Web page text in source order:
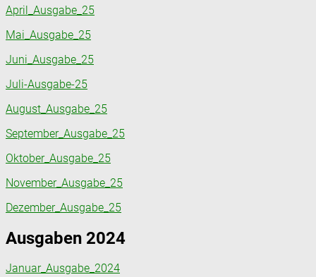
April_Ausgabe_25
Mai_Ausgabe_25
Juni_Ausgabe_25
Juli-Ausgabe-25
August_Ausgabe_25
September_Ausgabe_25
Oktober_Ausgabe_25
November_Ausgabe_25
Dezember_Ausgabe_25
Ausgaben 2024
Januar_Ausgabe_2024